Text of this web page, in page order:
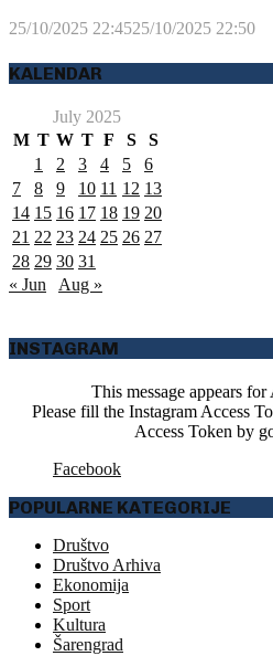
25/10/2025 22:4525/10/2025 22:50
KALENDAR
July 2025
M T W T F S
S
1
2 3 4 5
6
7
8 9 10 11 12 13
14 15 16 17 18 19 20
21 22 23 24 25 26 27
28 29 30 31
« Jun
Aug »
INSTAGRAM
This message appears
Please fill the Instagram Access
Access Token by
Facebook
POPULARNE KATEGORIJE
Društvo
Društvo Arhiva
Ekonomija
Sport
Kultura
Šarengrad